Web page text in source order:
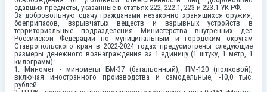
сдавших предметы, указанные в статьях 222, 222.1, 223 и 223.1 УК РФ.
За добровольную сдачу гражданами незаконно хранящихся оружия,
боеприпасов, взрывчатых веществ и взрывных устройств в
территориальные подразделения Министерства внутренних дел
Российской Федерации по муниципальным и городским округам
Ставропольского края в 2022-2024 годах предусмотрены следующие
размеры денежного вознаграждения за 1 единицу (1 штуку, 1 метр, 1
килограмм):
1. Миномет - минометы БМ-37 (батальонный), ПМ-120 (полковой),
включая иностранного производства и самодельные, -10,0 тыс.
рублей.